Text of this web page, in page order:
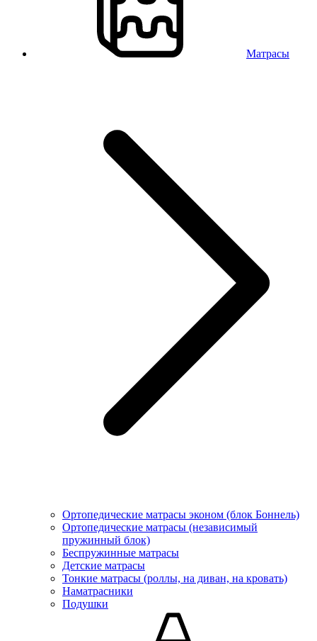
Матрасы
Ортопедические матрасы эконом (блок Боннель)
Ортопедические матрасы (независимый
пружинный блок)
Беcпружинные матрасы
Детские матрасы
Тонкие матрасы (роллы, на диван, на кровать)
Наматрасники
Подушки